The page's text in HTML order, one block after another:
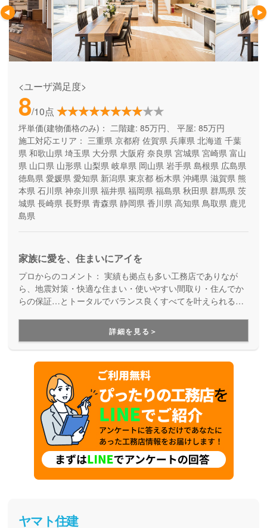
<ユーザ満足度>
8/10点
坪単価(建物価格のみ)： 二階建: 85万円、 平屋: 85万円
施工対応エリア： 三重県 京都府 佐賀県 兵庫県 北海道 千葉
県 和歌山県 埼玉県 大分県 大阪府 奈良県 宮城県 宮崎県 富山
県 山口県 山形県 山梨県 岐阜県 岡山県 岩手県 島根県 広島県
徳島県 愛媛県 愛知県 新潟県 東京都 栃木県 沖縄県 滋賀県 熊
本県 石川県 神奈川県 福井県 福岡県 福島県 秋田県 群馬県 茨
城県 長崎県 長野県 青森県 静岡県 香川県 高知県 鳥取県 鹿児
島県
家族に愛を、住まいにアイを
プロからのコメント： 実績も拠点も多い工務店でありなが
ら、地震対策・快適な住まい・使いやすい間取り・住んでか
らの保証…とトータルでバランス良くすべてを叶えられる家
用できる間取り提案も得意なので、末長く安心して暮らせる
住まいをお求めの方、安心できるプロにまるっとお任せした
い方にもお勧めしています。
詳細を見る＞
ヤマト住建